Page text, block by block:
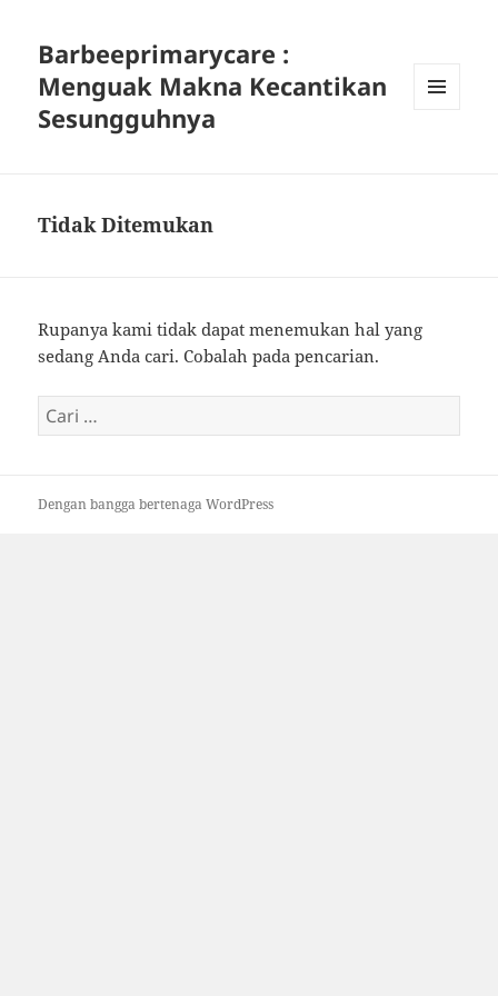
Barbeeprimarycare :
Menguak Makna Kecantikan
Sesungguhnya
Tidak Ditemukan
Rupanya kami tidak dapat menemukan hal yang
sedang Anda cari. Cobalah pada pencarian.
Cari
untuk:
Dengan bangga bertenaga WordPress